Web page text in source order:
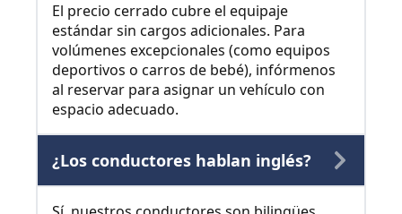
El precio cerrado cubre el equipaje
estándar sin cargos adicionales. Para
volúmenes excepcionales (como equipos
deportivos o carros de bebé), infórmenos
al reservar para asignar un vehículo con
espacio adecuado.
¿Los conductores hablan inglés?